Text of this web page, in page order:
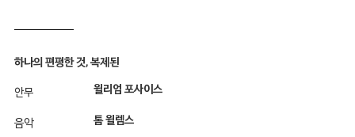
하나의 편평한 것, 복제된
안무 윌리엄 포사이스
음악 톰 윌렘스